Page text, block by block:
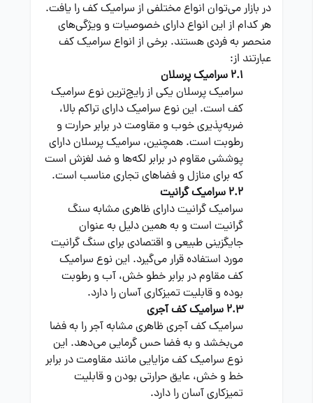
در بازار می‌توان انواع مختلفی از سرامیک کف را یافت.
هر کدام از این انواع دارای خصوصیات و ویژگی‌های
منحصر به فردی هستند. برخی از انواع سرامیک کف
عبارتند از:
2.1 سرامیک پرسلان
سرامیک پرسلان یکی از رایج‌ترین نوع سرامیک
کف است. این نوع سرامیک دارای تراکم بالا،
ضربه‌پذیری خوب و مقاومت در برابر حرارت و
رطوبت است. همچنین، سرامیک پرسلان دارای
پوششی مقاوم در برابر لکه‌ها و ضد لغزش است
که برای منازل و فضاهای تجاری مناسب است.
2.2 سرامیک گرانیت
سرامیک گرانیت دارای ظاهری مشابه سنگ
گرانیت است و به همین دلیل به عنوان
جایگزینی طبیعی و اقتصادی برای سنگ گرانیت
مورد استفاده قرار می‌گیرد. این نوع سرامیک
کف مقاوم در برابر خطو خش، آب و رطوبت
بوده و قابلیت تمیزکاری آسان را دارد.
2.3 سرامیک کف آجری
سرامیک کف آجری ظاهری مشابه آجر را به فضا
می‌بخشد و به فضا حس گرمایی می‌دهد. این
نوع سرامیک کف مزایایی مانند مقاومت در برابر
خط و خش، عایق حرارتی بودن و قابلیت
تمیزکاری آسان را دارد.